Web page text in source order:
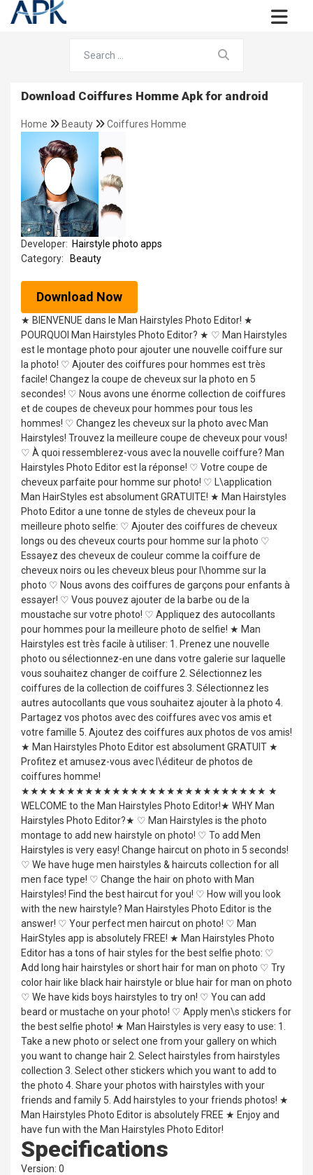
Download Coiffures Homme Apk for android
Home Beauty Coiffures Homme
Developer: Hairstyle photo apps
Category:
Beauty
Download Now
★ BIENVENUE dans le Man Hairstyles Photo Editor! ★
POURQUOI Man Hairstyles Photo Editor? ★ ♡ Man Hairstyles
est le montage photo pour ajouter une nouvelle coiffure sur
la photo! ♡ Ajouter des coiffures pour hommes est très
facile! Changez la coupe de cheveux sur la photo en 5
secondes! ♡ Nous avons une énorme collection de coiffures
et de coupes de cheveux pour hommes pour tous les
hommes! ♡ Changez les cheveux sur la photo avec Man
Hairstyles! Trouvez la meilleure coupe de cheveux pour vous!
♡ À quoi ressemblerez-vous avec la nouvelle coiffure? Man
Hairstyles Photo Editor est la réponse! ♡ Votre coupe de
cheveux parfaite pour homme sur photo! ♡ L\application
Man HairStyles est absolument GRATUITE! ★ Man Hairstyles
Photo Editor a une tonne de styles de cheveux pour la
meilleure photo selfie: ♡ Ajouter des coiffures de cheveux
longs ou des cheveux courts pour homme sur la photo ♡
Essayez des cheveux de couleur comme la coiffure de
cheveux noirs ou les cheveux bleus pour l\homme sur la
photo ♡ Nous avons des coiffures de garçons pour enfants à
essayer! ♡ Vous pouvez ajouter de la barbe ou de la
moustache sur votre photo! ♡ Appliquez des autocollants
pour hommes pour la meilleure photo de selfie! ★ Man
Hairstyles est très facile à utiliser: 1. Prenez une nouvelle
photo ou sélectionnez-en une dans votre galerie sur laquelle
vous souhaitez changer de coiffure 2. Sélectionnez les
coiffures de la collection de coiffures 3. Sélectionnez les
autres autocollants que vous souhaitez ajouter à la photo 4.
Partagez vos photos avec des coiffures avec vos amis et
votre famille 5. Ajoutez des coiffures aux photos de vos amis!
★ Man Hairstyles Photo Editor est absolument GRATUIT ★
Profitez et amusez-vous avec l\éditeur de photos de
coiffures homme!
★★★★★★★★★★★★★★★★★★★★★★★★★★★ ★
WELCOME to the Man Hairstyles Photo Editor!★ WHY Man
Hairstyles Photo Editor?★ ♡ Man Hairstyles is the photo
montage to add new hairstyle on photo! ♡ To add Men
Hairstyles is very easy! Change haircut on photo in 5 seconds!
♡ We have huge men hairstyles & haircuts collection for all
men face type! ♡ Change the hair on photo with Man
Hairstyles! Find the best haircut for you! ♡ How will you look
with the new hairstyle? Man Hairstyles Photo Editor is the
answer! ♡ Your perfect men haircut on photo! ♡ Man
HairStyles app is absolutely FREE! ★ Man Hairstyles Photo
Editor has a tons of hair styles for the best selfie photo: ♡
Add long hair hairstyles or short hair for man on photo ♡ Try
color hair like black hair hairstyle or blue hair for man on photo
♡ We have kids boys hairstyles to try on! ♡ You can add
beard or mustache on your photo! ♡ Apply men\s stickers for
the best selfie photo! ★ Man Hairstyles is very easy to use: 1.
Take a new photo or select one from your gallery on which
you want to change hair 2. Select hairstyles from hairstyles
collection 3. Select other stickers which you want to add to
the photo 4. Share your photos with hairstyles with your
friends and family 5. Add hairstyles to your friends photos! ★
Man Hairstyles Photo Editor is absolutely FREE ★ Enjoy and
have fun with the Man Hairstyles Photo Editor!
Specifications
Version: 0